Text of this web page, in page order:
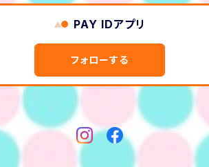
PAY IDアプリ
フォローする